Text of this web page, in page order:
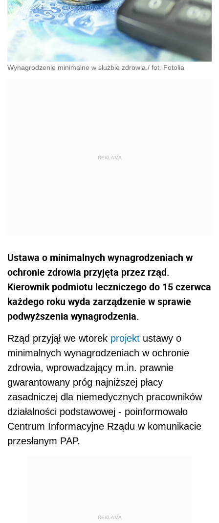
Wynagrodzenie minimalne w służbie zdrowia./ fot. Fotolia
Ustawa o minimalnych wynagrodzeniach w
ochronie zdrowia przyjęta przez rząd.
Kierownik podmiotu leczniczego do 15 czerwca
każdego roku wyda zarządzenie w sprawie
podwyższenia wynagrodzenia.
Rząd przyjął we wtorek projekt ustawy o
minimalnych wynagrodzeniach w ochronie
zdrowia, wprowadzający m.in. prawnie
gwarantowany próg najniższej płacy
zasadniczej dla niemedycznych pracowników
działalności podstawowej - poinformowało
Centrum Informacyjne Rządu w komunikacie
przesłanym PAP.
REKLAMA